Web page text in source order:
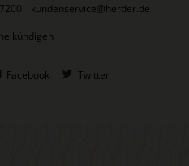
kundenservice@herder.de
kündigen
Facebook Twitter